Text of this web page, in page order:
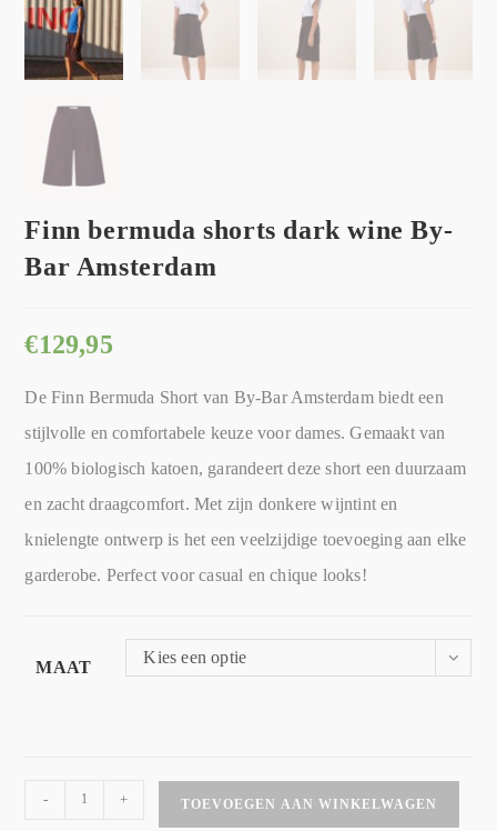
Finn bermuda shorts dark wine By-
Bar Amsterdam
€129,95
De Finn Bermuda Short van By-Bar Amsterdam biedt een
stijlvolle en comfortabele keuze voor dames. Gemaakt van
100% biologisch katoen, garandeert deze short een duurzaam
en zacht draagcomfort. Met zijn donkere wijntint en
knielengte ontwerp is het een veelzijdige toevoeging aan elke
garderobe. Perfect voor casual en chique looks!
MAAT
Kies een optie
- + TOEVOEGEN AAN WINKELWAGEN